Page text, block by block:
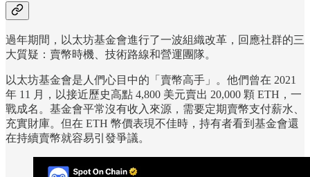
過年期間，以太坊基金會進行了一波組織改革，回應社群的三
大質疑：賣幣時機、技術路線和營運團隊。
以太坊基金會是人們心目中的「賣幣高手」。他們曾在 2021
年 11 月，以接近歷史高點 4,800 美元賣出 20,000 顆 ETH，一
戰成名。基金會平常沒有收入來源，需要定期賣幣支付薪水、
充實財庫。但在 ETH 幣價表現不佳時，持有者看到基金會還
在持續賣幣就容易引發爭議。